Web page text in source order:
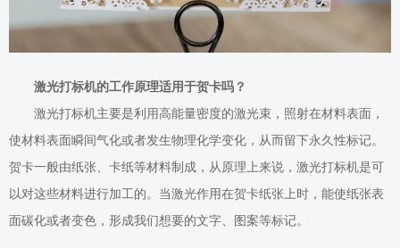
激光打标机的工作原理适用于贺卡吗？
激光打标机主要是利用高能量密度的激光束，照射在材料表面，
使材料表面瞬间气化或者发生物理化学变化，从而留下永久性标记。
贺卡一般由纸张、卡纸等材料制成，从原理上来说，激光打标机是可
以对这些材料进行加工的。当激光作用在贺卡纸张上时，能使纸张表
面碳化或者变色，形成我们想要的文字、图案等标记。